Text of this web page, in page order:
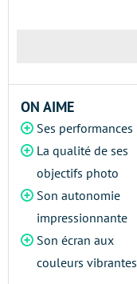
ON AIME
Ses performances
La qualité de ses
objectifs photo
Son autonomie
impressionnante
Son écran aux
couleurs vibrantes